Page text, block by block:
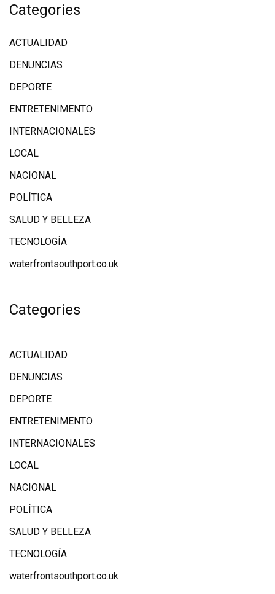
Categories
ACTUALIDAD
DENUNCIAS
DEPORTE
ENTRETENIMENTO
INTERNACIONALES
LOCAL
NACIONAL
POLÍTICA
SALUD Y BELLEZA
TECNOLOGÍA
waterfrontsouthport.co.uk
Categories
ACTUALIDAD
DENUNCIAS
DEPORTE
ENTRETENIMENTO
INTERNACIONALES
LOCAL
NACIONAL
POLÍTICA
SALUD Y BELLEZA
TECNOLOGÍA
waterfrontsouthport.co.uk